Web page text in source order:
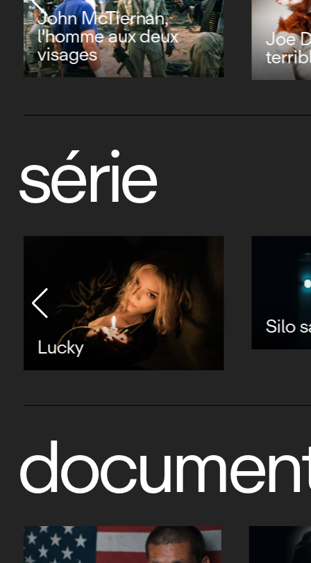
John McTiernan,
l'homme aux deux
visages
Joe
série
Lucky
Silo